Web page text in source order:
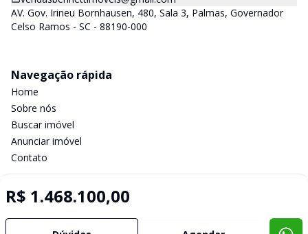
R$ 1.468.100,00
AV. Gov. Irineu Bornhausen, 480, Sala 3, Palmas, Governador
Celso Ramos - SC - 88190-000
Navegação rápida
Home
Sobre nós
Buscar imóvel
Anunciar imóvel
Contato
Selo de Tecnologia Loft